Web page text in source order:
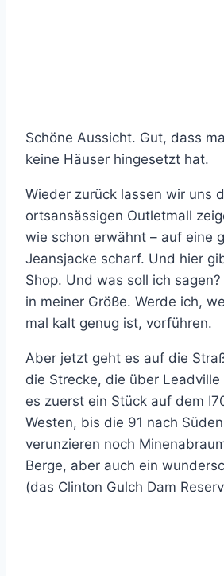
Schöne Aussicht. Gut, dass
keine Häuser hingesetzt hat.
Wieder zurück lassen wir uns
ortsansässigen Outletmall
wie schon erwähnt – auf eine
Jeansjacke scharf. Und hier
Shop. Und was soll ich
in meiner Größe. Werde ich,
mal kalt genug ist, vorführen.
Aber jetzt geht es auf die
die Strecke, die über
es zuerst ein Stück auf dem
Westen, bis die 91 nach
verunzieren noch
Berge, aber auch ein
(das Clinton Gulch Dam